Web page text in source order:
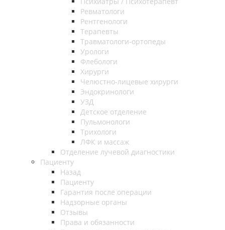
Ревматологи
Рентгенологи
Терапевты
Травматологи-ортопеды
Урологи
Флебологи
Хирурги
Челюстно-лицевые хирурги
Эндокринологи
УЗД
Детское отделение
Пульмонологи
Трихологи
ЛФК и массаж
Отделение лучевой диагностики
Пациенту
Назад
Пациенту
Гарантия после операции
Надзорные органы
Отзывы
Права и обязанности